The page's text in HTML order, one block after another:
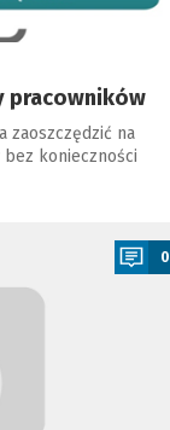
pracowników
zaoszczędzić na
konieczności
0